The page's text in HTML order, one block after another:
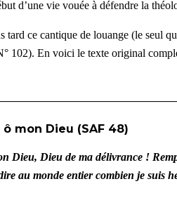
d’une vie vouée à défendre la
tard ce cantique de louange (le seul
102). En voici le texte original
mon Dieu (SAF 48)
Dieu, Dieu de ma délivrance !
au monde entier combien je suis